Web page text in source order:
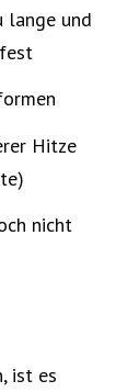
lange und
Hitze
nicht
ist es